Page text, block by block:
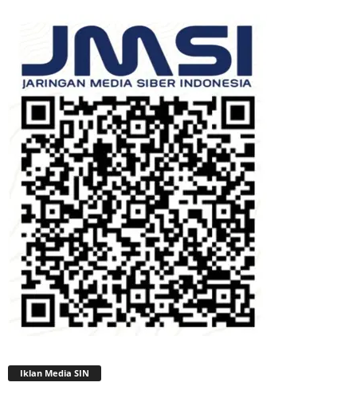
Iklan Media SIN